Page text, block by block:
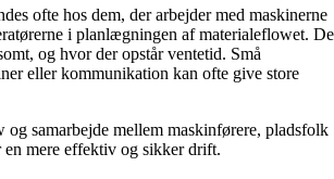
ofte hos dem, der arbejder med maskinerne
i planlægningen af materialeflowet. De
og hvor der opstår ventetid. Små
eller kommunikation kan ofte give store
samarbejde mellem maskinførere, pladsfolk
mere effektiv og sikker drift.